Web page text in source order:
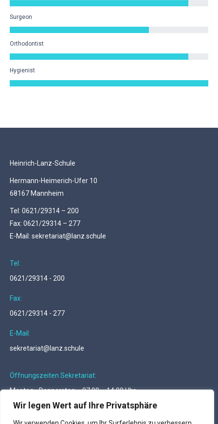
Wir legen Wert auf Ihre Privatsphäre
Surgeon
Orthodontist
Hygienist
Heinrich-Lanz-Schule
Hermann-Heimerich-Ufer 10
68167 Mannheim
Tel: 0621/29314 – 200
Fax: 0621/29314 – 277
E-Mail: sekretariat@lanz.schule
Tel:
0621/29314 - 200
Fax:
0621/29314 - 277
E-Mail:
sekretariat@lanz.schule
Öffnungszeiten Sekretariat:
Montag - Donnerstag … 07.00 – 14.00 Uhr
Freitag … 07.00 – 12.00 Uhr